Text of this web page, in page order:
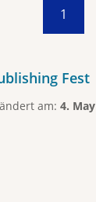
1
Fest
am: 4. May